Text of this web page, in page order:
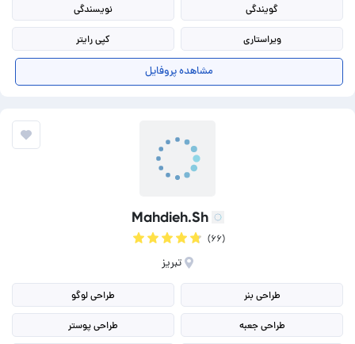
گویندگی نویسندگی
ویراستاری کپی رایتر
مشاهده پروفایل
Mahdieh.Sh
(۶۶)
تبریز
طراحی بنر طراحی لوگو
طراحی جعبه طراحی پوستر